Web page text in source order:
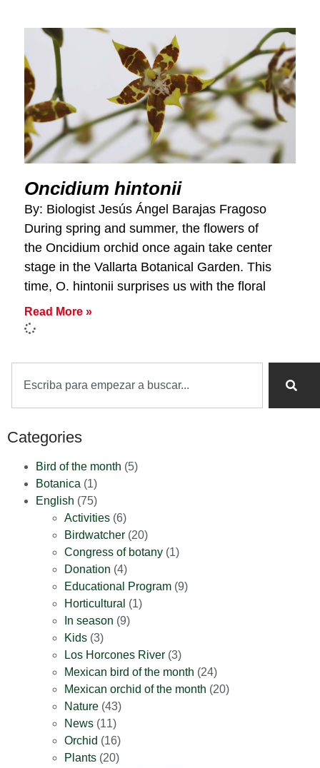
Oncidium hintonii
By: Biologist Jesús Ángel Barajas Fragoso​
During spring and summer, the flowers of
the Oncidium orchid once again take center
stage in the Vallarta Botanical Garden. This
time, O. hintonii surprises us with the floral
Read More »
Categories
Bird of the month (5)
Botanica (1)
English (75)
Activities (6)
Birdwatcher (20)
Congress of botany (1)
Donation (4)
Educational Program (9)
Horticultural (1)
In season (9)
Kids (3)
Los Horcones River (3)
Mexican bird of the month (24)
Mexican orchid of the month (20)
Nature (43)
News (11)
Orchid (16)
Plants (20)